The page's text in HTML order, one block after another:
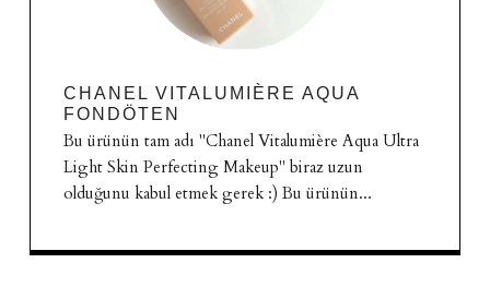
CHANEL VITALUMIÈRE AQUA
FONDÖTEN
Bu ürünün tam adı "Chanel Vitalumière Aqua Ultra
Light Skin Perfecting Makeup" biraz uzun
olduğunu kabul etmek gerek :) Bu ürünün...